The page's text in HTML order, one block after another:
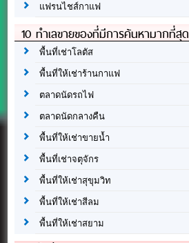
แฟรนไชส์กาแฟ
10 ทำเลขายของที่มีการค้นหามากที่สุด
พื้นที่เช่าโลตัส
พื้นที่ให้เช่าร้านกาแฟ
ตลาดนัดรถไฟ
ตลาดนัดกลางคืน
พื้นที่ให้เช่าขายน้ำ
พื้นที่เช่าจตุจักร
พื้นที่ให้เช่าสุขุมวิท
พื้นที่ให้เช่าสีลม
พื้นที่ให้เช่าสยาม